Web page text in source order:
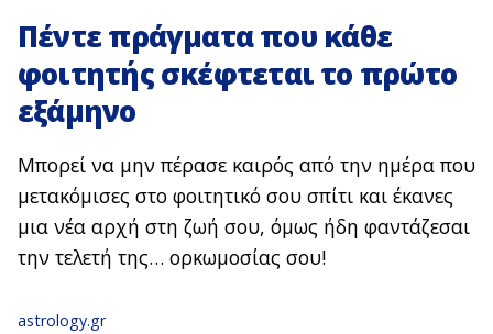
Πέντε πράγματα που κάθε
φοιτητής σκέφτεται το πρώτο
εξάμηνο
Μπορεί να μην πέρασε καιρός από την ημέρα που
μετακόμισες στο φοιτητικό σου σπίτι και έκανες
μια νέα αρχή στη ζωή σου, όμως ήδη φαντάζεσαι
την τελετή της… ορκωμοσίας σου!
astrology.gr